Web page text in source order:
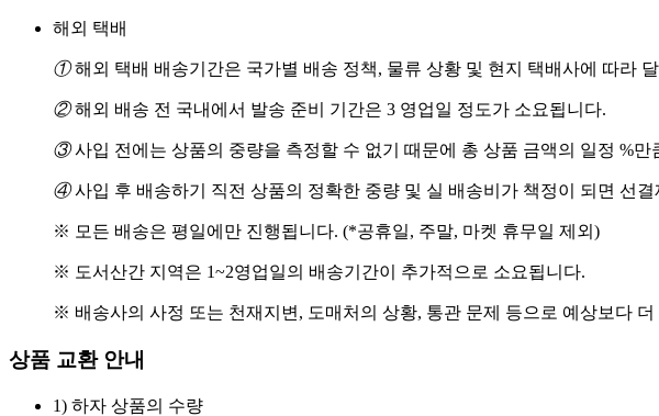
해외 택배
①해외 택배 배송기간은 국가별 배송 정책, 물류 상황 및 현지 택배사에 따라
②해외 배송 전 국내에서 발송 준비 기간은 3 영업일 정도가 소요됩니다.
③사입 전에는 상품의 중량을 측정할 수 없기 때문에 총 상품 금액의 일정 %
④사입 후 배송하기 직전 상품의 정확한 중량 및 실 배송비가 책정이 되면 선
※ 모든 배송은 평일에만 진행됩니다. (*공휴일, 주말, 마켓 휴무일 제외)
※ 도서산간 지역은 1~2영업일의 배송기간이 추가적으로 소요됩니다.
※ 배송사의 사정 또는 천재지변, 도매처의 상황, 통관 문제 등으로 예상보다 더
상품 교환 안내
1) 하자 상품의 수량